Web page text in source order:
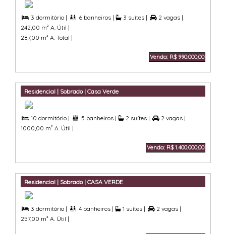
 3 dormitório |  6 banheiros | 3 suítes |  2 vagas |
242,00 m² A. Útil |
287,00 m² A. Total |
Venda: R$ 990.000,00
Residencial | Sobrado | Casa Verde
 10 dormitório |  5 banheiros | 2 suítes |  2 vagas |
1000,00 m² A. Útil |
Venda: R$ 1.400.000,00
Residencial | Sobrado | CASA VERDE
 3 dormitório |  4 banheiros | 1 suítes |  2 vagas |
257,00 m² A. Útil |